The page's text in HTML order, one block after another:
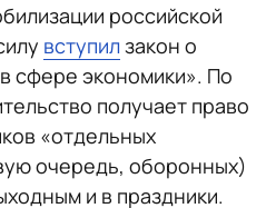
российской
вступилзакон о
сфере экономики». По
получает право
«отдельных
очередь, оборонных)
и в праздники.